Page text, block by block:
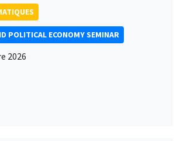
POLITICAL ECONOMY SEMINAR
2026